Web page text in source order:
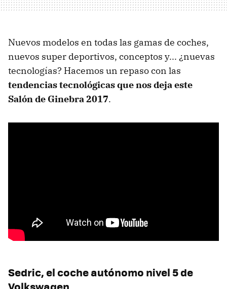
Nuevos modelos en todas las gamas de coches,
nuevos super deportivos, conceptos y... ¿nuevas
tecnologías? Hacemos un repaso con las
tendencias tecnológicas que nos deja este
Salón de Ginebra 2017.
Sedric, el coche autónomo nivel 5 de